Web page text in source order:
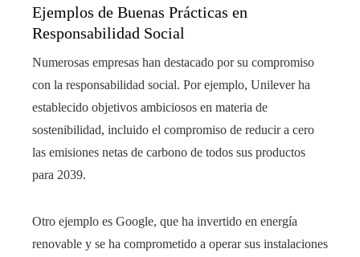
Ejemplos de Buenas Prácticas en
Responsabilidad Social
Numerosas empresas han destacado por su compromiso
con la responsabilidad social. Por ejemplo, Unilever ha
establecido objetivos ambiciosos en materia de
sostenibilidad, incluido el compromiso de reducir a cero
las emisiones netas de carbono de todos sus productos
para 2039.
Otro ejemplo es Google, que ha invertido en energía
renovable y se ha comprometido a operar sus instalaciones